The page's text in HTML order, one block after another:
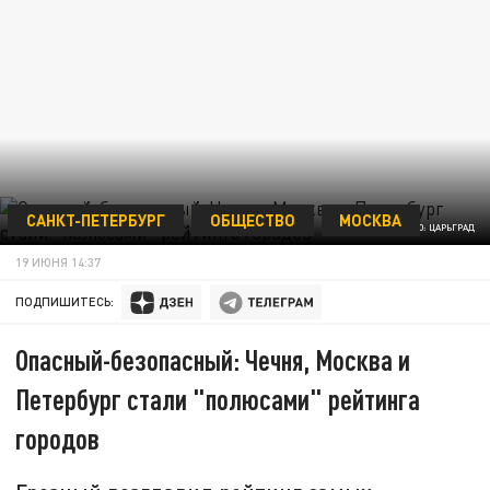
ФОТО: ЦАРЬГРАД
САНКТ-ПЕТЕРБУРГ ОБЩЕСТВО МОСКВА
19 ИЮНЯ 14:37
ПОДПИШИТЕСЬ:
Опасный-безопасный: Чечня, Москва и
Петербург стали "полюсами" рейтинга
городов